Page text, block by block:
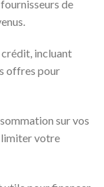
de
incluant
offres pour
sur vos
limiter votre